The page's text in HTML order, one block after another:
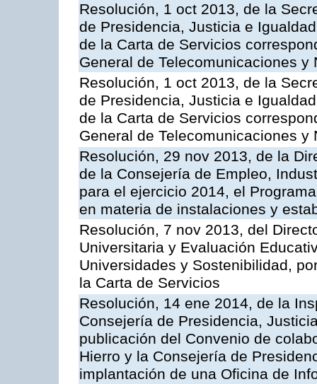
Resolución, 1 oct 2013, de la
de Presidencia, Justicia e
de la Carta de Servicios
General de Telecomunicaciones y
Resolución, 1 oct 2013, de la
de Presidencia, Justicia e
de la Carta de Servicios
General de Telecomunicaciones y
Resolución, 29 nov 2013, de la
de la Consejería de Empleo,
para el ejercicio 2014, el
en materia de instalaciones y
Resolución, 7 nov 2013, del
Universitaria y Evaluación
Universidades y Sostenibilidad,
la Carta de Servicios
Resolución, 14 ene 2014, de la
Consejería de Presidencia,
publicación del Convenio de
Hierro y la Consejería de
implantación de una Oficina de